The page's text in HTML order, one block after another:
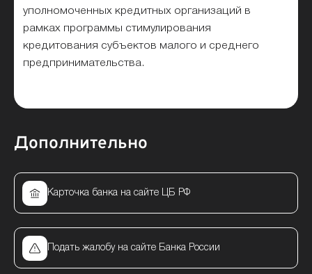
уполномоченных кредитных организаций в
рамках программы стимулирования
кредитования субъектов малого и среднего
предпринимательства.
Дополнительно
Карточка банка на сайте ЦБ РФ
Подать жалобу на сайте Банка России